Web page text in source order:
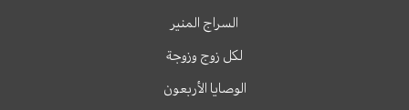
السراج المنير
لكل زوج وزوجة
الوصايا الأربعون